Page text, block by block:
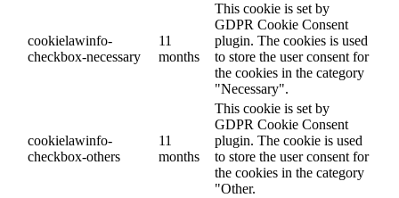
cookielawinfo-
checkbox-necessary
11
months
This cookie is set by
GDPR Cookie Consent
plugin. The cookies is used
to store the user consent for
the cookies in the category
"Necessary".
cookielawinfo-
checkbox-others
11
months
This cookie is set by
GDPR Cookie Consent
plugin. The cookie is used
to store the user consent for
the cookies in the category
"Other.